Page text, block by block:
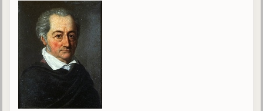
Gabriel Delanne
1857-1926
Chico Xavier
1910-2002
Divaldo Franco
1927-2025
Bibliothèque